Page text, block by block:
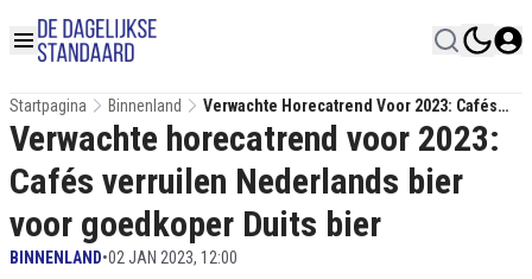
Startpagina Binnenland
Verwachte Horecatrend Voor 2023: Cafés
Verruilen Nederlands Bier Voor Goedkoper
Duits Bier
Verwachte horecatrend voor 2023:
Cafés verruilen Nederlands bier
voor goedkoper Duits bier
BINNENLAND•02 JAN 2023, 12:00